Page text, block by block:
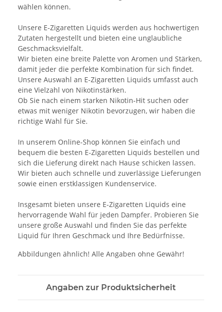
wählen können.
Unsere E-Zigaretten Liquids werden aus hochwertigen
Zutaten hergestellt und bieten eine unglaubliche
Geschmacksvielfalt.
Wir bieten eine breite Palette von Aromen und Stärken,
damit jeder die perfekte Kombination für sich findet.
Unsere Auswahl an E-Zigaretten Liquids umfasst auch
eine Vielzahl von Nikotinstärken.
Ob Sie nach einem starken Nikotin-Hit suchen oder
etwas mit weniger Nikotin bevorzugen, wir haben die
richtige Wahl für Sie.
In unserem Online-Shop können Sie einfach und
bequem die besten E-Zigaretten Liquids bestellen und
sich die Lieferung direkt nach Hause schicken lassen.
Wir bieten auch schnelle und zuverlässige Lieferungen
sowie einen erstklassigen Kundenservice.
Insgesamt bieten unsere E-Zigaretten Liquids eine
hervorragende Wahl für jeden Dampfer. Probieren Sie
unsere große Auswahl und finden Sie das perfekte
Liquid für Ihren Geschmack und Ihre Bedürfnisse.
Abbildungen ähnlich! Alle Angaben ohne Gewähr!
Angaben zur Produktsicherheit